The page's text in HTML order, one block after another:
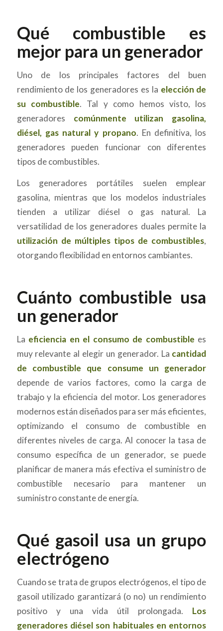
Qué combustible es
mejor para un generador
Uno de los principales factores del buen
rendimiento de los generadores es la elección de
su combustible. Tal y como hemos visto, los
generadores comúnmente utilizan gasolina,
diésel, gas natural y propano. En definitiva, los
generadores pueden funcionar con diferentes
tipos de combustibles.
Los generadores portátiles suelen emplear
gasolina, mientras que los modelos industriales
tienden a utilizar diésel o gas natural. La
versatilidad de los generadores duales permite la
utilización de múltiples tipos de combustibles,
otorgando flexibilidad en entornos cambiantes.
Cuánto combustible usa
un generador
La eficiencia en el consumo de combustible es
muy relevante al elegir un generador. La cantidad
de combustible que consume un generador
depende de varios factores, como la carga de
trabajo y la eficiencia del motor. Los generadores
modernos están diseñados para ser más eficientes,
optimizando el consumo de combustible en
diferentes niveles de carga. Al conocer la tasa de
consumo específica de un generador, se puede
planificar de manera más efectiva el suministro de
combustible necesario para mantener un
suministro constante de energía.
Qué gasoil usa un grupo
electrógeno
Cuando se trata de grupos electrógenos, el tipo de
gasoil utilizado garantizará (o no) un rendimiento
positivo y una vida útil prolongada. Los
generadores diésel son habituales en entornos